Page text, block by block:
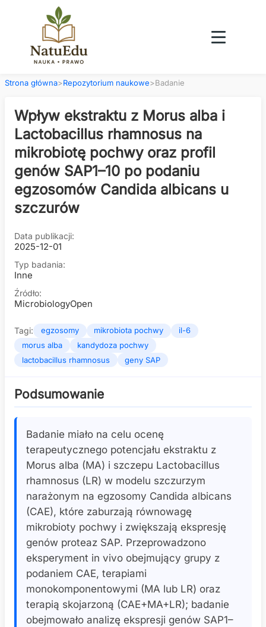
Strona główna>Repozytorium naukowe>Badanie
Wpływ ekstraktu z Morus alba i
Lactobacillus rhamnosus na
mikrobiotę pochwy oraz profil
genów SAP1–10 po podaniu
egzosomów Candida albicans u
szczurów
Data publikacji:
2025-12-01
Typ badania:
Inne
Źródło:
MicrobiologyOpen
Tagi: egzosomy mikrobiota pochwy
il-6
morus alba
kandydoza pochwy
lactobacillus rhamnosus
geny SAP
Podsumowanie
Badanie miało na celu ocenę
terapeutycznego potencjału ekstraktu z
Morus alba (MA) i szczepu Lactobacillus
rhamnosus (LR) w modelu szczurzym
narażonym na egzosomy Candida albicans
(CAE), które zaburzają równowagę
mikrobioty pochwy i zwiększają ekspresję
genów proteaz SAP. Przeprowadzono
eksperyment in vivo obejmujący grupy z
podaniem CAE, terapiami
monokomponentowymi (MA lub LR) oraz
terapią skojarzoną (CAE+MA+LR); badanie
obejmowało analizę ekspresji genów SAP1–